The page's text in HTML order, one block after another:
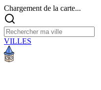
Chargement de la carte...
VILLES